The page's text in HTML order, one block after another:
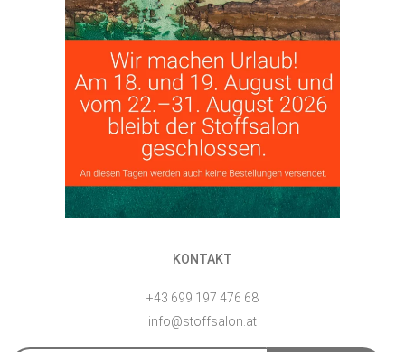
KONTAKT
+43 699 197 476 68
info@stoffsalon.at